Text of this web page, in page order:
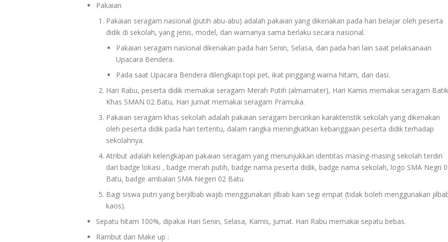
Pakaian
Pakaian seragam nasional (putih abu-abu) adalah pakaian yang dikenakan pada hari belajar oleh peserta
didik di sekolah, yang jenis, model, dan warnanya sama berlaku secara nasional.
Pakaian seragam nasional dikenakan pada hari Senin, Selasa, dan pada hari lain saat pelaksanaan
Upacara Bendera.
Pada saat Upacara Bendera dilengkapi topi pet, ikat pinggang warna hitam, dan dasi.
Hari Rabu, peserta didik memakai seragam Merah Putih (almamater), Hari Kamis memakai seragam Batik
Khas SMAN 02 Batu, Hari Jumat memakai seragam Pramuka.
Pakaian seragam khas sekolah adalah pakaian seragam bercirikan karakteristik sekolah yang dikenakan
oleh peserta didik pada hari tertentu, dalam rangka meningkatkan kebanggaan peserta didik terhadap
sekolahnya.
Atribut adalah kelengkapan pakaian seragam yang menunjukkan identitas masing-masing sekolah terdiri
dari badge lokasi , badge merah putih, badge nama peserta didik, badge nama sekolah, logo SMA Negri
Batu, badge ambalan SMA Negeri 02 Batu.
Bagi siswa putri yang berjilbab wajib menggunakan jilbab kain segi empat (tidak boleh menggunakan
kaos).
Sepatu hitam 100%, dipakai Hari Senin, Selasa, Kamis, Jumat. Hari Rabu memakai sepatu bebas.
Rambut dan Make up :